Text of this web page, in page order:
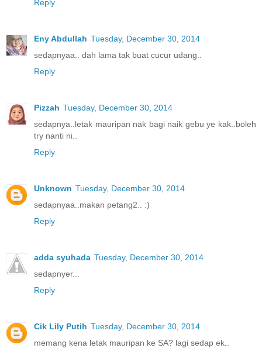
Reply
Eny Abdullah Tuesday, December 30, 2014
sedapnyaa.. dah lama tak buat cucur udang..
Reply
Pizzah Tuesday, December 30, 2014
sedapnya..letak mauripan nak bagi naik gebu ye kak..boleh
try nanti ni..
Reply
Unknown Tuesday, December 30, 2014
sedapnyaa..makan petang2.. :)
Reply
adda syuhada Tuesday, December 30, 2014
sedapnyer...
Reply
Cik Lily Putih Tuesday, December 30, 2014
memang kena letak mauripan ke SA? lagi sedap ek..